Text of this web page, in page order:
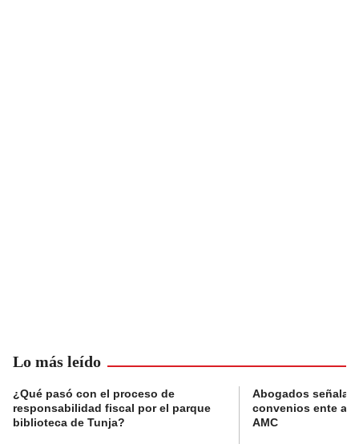
Lo más leído
¿Qué pasó con el proceso de
responsabilidad fiscal por el parque
biblioteca de Tunja?
Abogados
convenios ente
AMC